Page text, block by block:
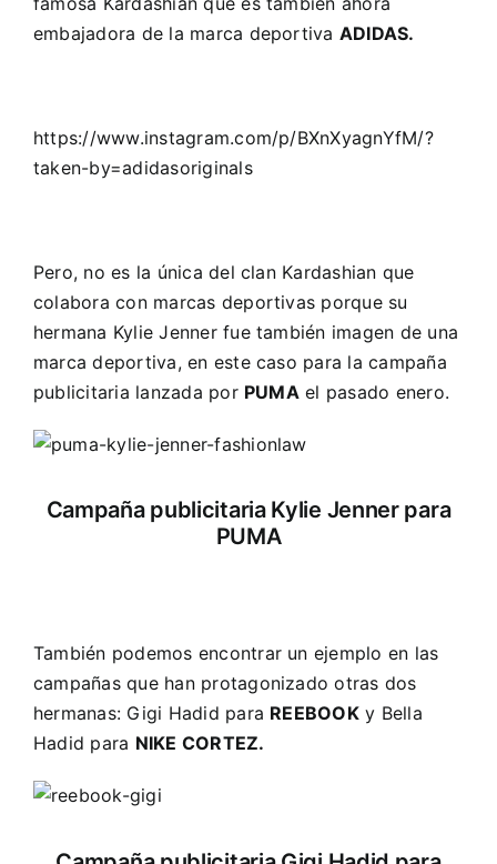
embajadora de la marca deportiva ADIDAS.
https://www.instagram.com/p/BXnXyagnYfM/?
taken-by=adidasoriginals
Pero, no es la única del clan Kardashian que
colabora con marcas deportivas porque su
hermana Kylie Jenner fue también imagen de una
marca deportiva, en este caso para la campaña
publicitaria lanzada por PUMA el pasado enero.
Campaña publicitaria Kylie Jenner para
PUMA
También podemos encontrar un ejemplo en las
campañas que han protagonizado otras dos
hermanas: Gigi Hadid para REEBOOKy Bella
Hadid para NIKE CORTEZ.